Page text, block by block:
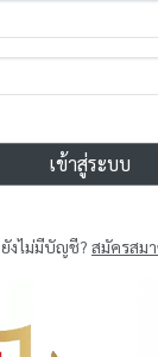
เข้าสู่ระบบ
ยังไม่มีบัญชี? สมัครสม